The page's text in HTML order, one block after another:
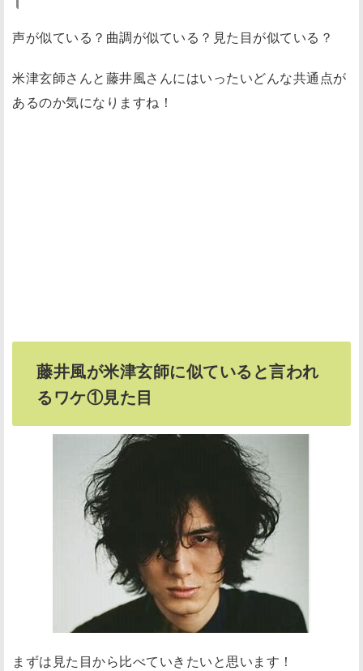
声が似ている？曲調が似ている？見た目が似ている？
米津玄師さんと藤井風さんにはいったいどんな共通点が
あるのか気になりますね！
藤井風が米津玄師に似ていると言われ
るワケ①見た目
まずは見た目から比べていきたいと思います！